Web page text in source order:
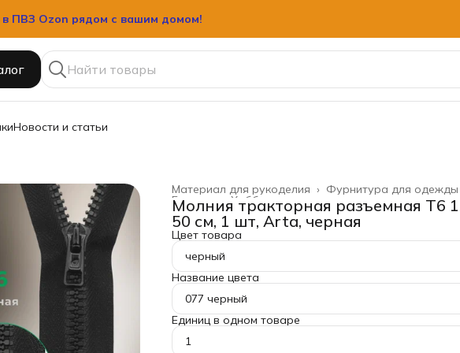
в ПВЗ Ozon рядом с вашим домом!
Новости и статьи
Фурнитура для одежды
Материал для рукоделия ›
Хобби и творчество ›
Главная ›
Молния тракторная разъемная Т6
50 см, 1 шт, Arta, черная
Цвет товара
черный
Название цвета
077 черный
Единиц в одном товаре
1